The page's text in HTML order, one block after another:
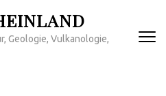
Geologie, Vulkanologie,